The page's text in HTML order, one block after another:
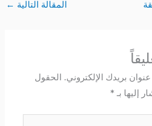
المقالة التالية←
بريدك الإلكتروني. الحقول
بـ*